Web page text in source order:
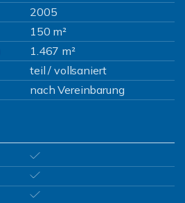
2005
150 m²
1.467 m²
teil / vollsaniert
nach Vereinbarung